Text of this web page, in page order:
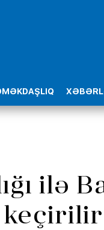
ilə
keçirilir